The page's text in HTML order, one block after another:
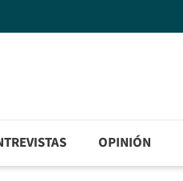
OPINIÓN